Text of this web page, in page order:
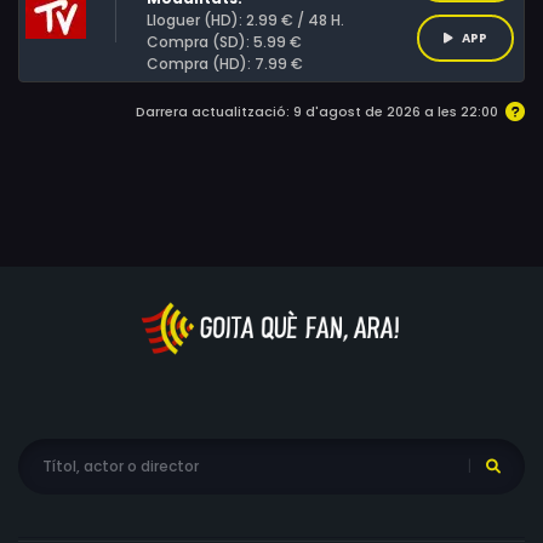
Lloguer (HD): 2.99 € / 48 H.
Compra (SD): 5.99 €
Compra (HD): 7.99 €
APP
Darrera actualització: 9 d'agost de 2026 a les 22:00